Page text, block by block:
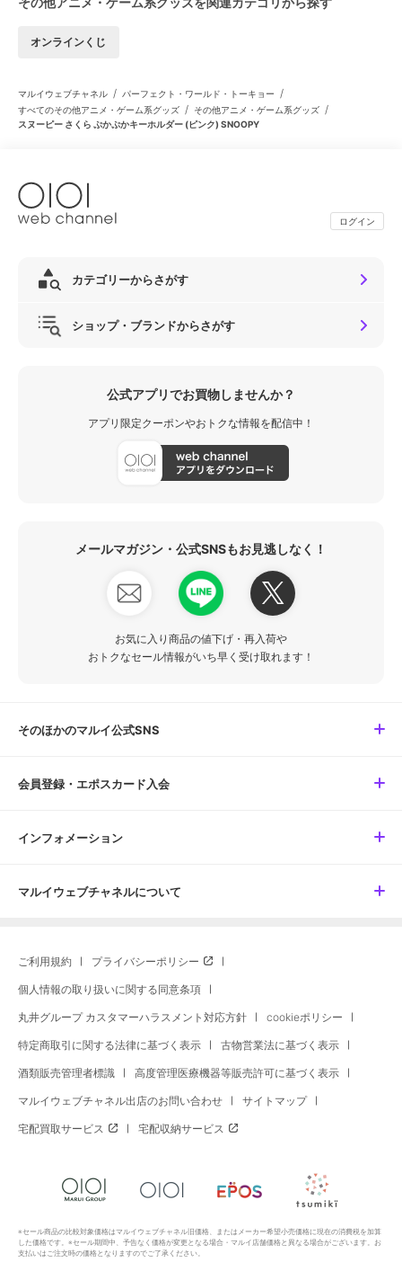
オンラインくじ
マルイウェブチャネル / パーフェクト・ワールド・トーキョー /
すべてのその他アニメ・ゲーム系グッズ / その他アニメ・ゲーム系グッズ /
スヌーピー さくら ぷかぷかキーホルダー (ピンク) SNOOPY
ログイン
カテゴリーからさがす
ショップ・ブランドからさがす
公式アプリでお買物しませんか？
アプリ限定クーポンやおトクな情報を配信中！
メールマガジン・公式SNSもお見逃しなく！
お気に入り商品の値下げ・再入荷や
おトクなセール情報がいち早く受け取れます！
そのほかのマルイ公式SNS
会員登録・エポスカード入会
インフォメーション
マルイウェブチャネルについて
ご利用規約 プライバシーポリシー
個人情報の取り扱いに関する同意条項
丸井グループ カスタマーハラスメント対応方針 cookieポリシー
特定商取引に関する法律に基づく表示 古物営業法に基づく表示
酒類販売管理者標識 高度管理医療機器等販売許可に基づく表示
マルイウェブチャネル出店のお問い合わせ サイトマップ
宅配買取サービス 宅配収納サービス
※セール商品の比較対象価格はマルイウェブチャネル旧価格、またはメーカー希望小売価格に現在の消費税を加算
した価格です。※セール期間中、予告なく価格が変更となる場合・マルイ店舗価格と異なる場合がございます。お
支払いはご注文時の価格となりますのでご了承ください。